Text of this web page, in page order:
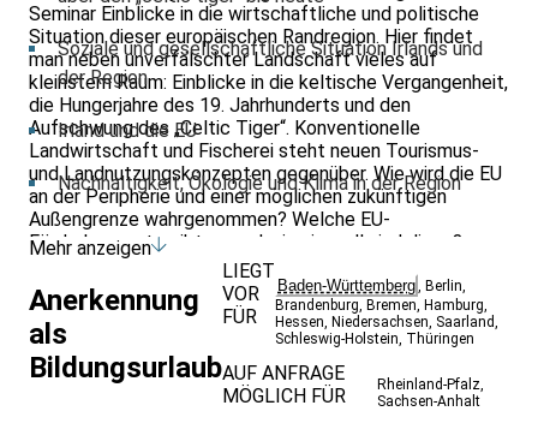
Seminar Einblicke in die wirtschaftliche und politische
Situation dieser europäischen Randregion. Hier findet
man neben unverfälschter Landschaft vieles auf
kleinstem Raum: Einblicke in die keltische Vergangenheit,
die Hungerjahre des 19. Jahrhunderts und den
Aufschwung des „Celtic Tiger“. Konventionelle
Landwirtschaft und Fischerei steht neuen Tourismus-
und Landnutzungskonzepten gegenüber. Wie wird die EU
an der Peripherie und einer möglichen zukünftigen
Außengrenze wahrgenommen? Welche EU-
Förderkonzepte gibt es und wie sinnvoll sind diese?
Darüber hinaus führt uns eine mehrstündige Wanderung in
die grandiose Küstenlandschaft West-
Corks.Seminarinhalte:
Soziale und gesellschaftliche Situation Irlands und
der Region
Irland und die EU
Nachhaltigkeit, Ökologie und Klima in der Region
Mehr anzeigen
Anerkennung
als
Bildungsurlaub
LIEGT
VOR
FÜR
Baden-Württemberg, Berlin,
Brandenburg, Bremen, Hamburg,
Hessen, Niedersachsen, Saarland,
Schleswig-Holstein, Thüringen
AUF ANFRAGE
MÖGLICH FÜR
Rheinland-Pfalz,
Sachsen-Anhalt